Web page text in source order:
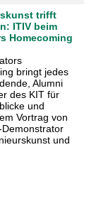
trifft
ITIV beim
Homecoming
bringt jedes
Alumni
des KIT für
und
Vortrag von
und